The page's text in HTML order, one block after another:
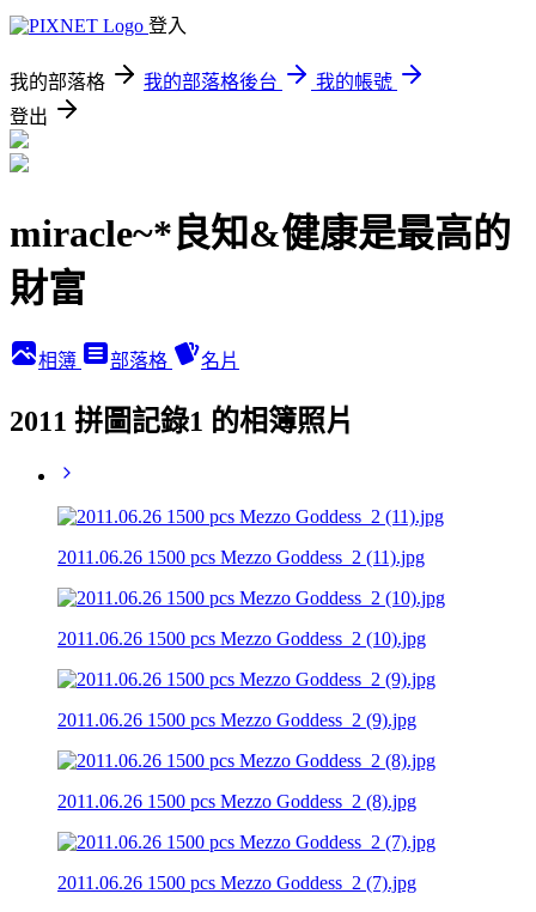
登入
我的部落格 我的部落格後台
我的帳號
登出
miracle~*良知&健康是最高的
財富
相簿 部落格 名片
2011 拼圖記錄1 的相簿照片
2011.06.26 1500 pcs Mezzo Goddess_2 (11).jpg
2011.06.26 1500 pcs Mezzo Goddess_2 (10).jpg
2011.06.26 1500 pcs Mezzo Goddess_2 (9).jpg
2011.06.26 1500 pcs Mezzo Goddess_2 (8).jpg
2011.06.26 1500 pcs Mezzo Goddess_2 (7).jpg